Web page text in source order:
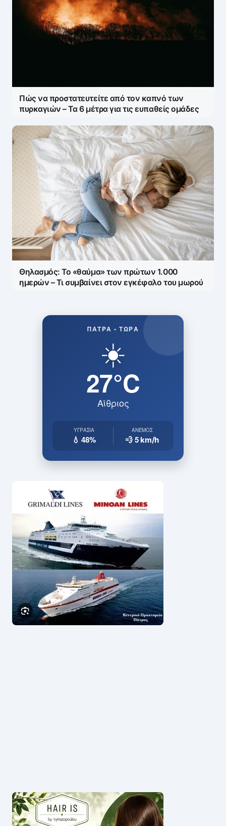
Πώς να προστατευτείτε από τον καπνό των
πυρκαγιών – Τα 6 μέτρα για τις ευπαθείς ομάδες
Θηλασμός: Το «θαύμα» των πρώτων 1.000
ημερών – Τι συμβαίνει στον εγκέφαλο του μωρού
ΠΆΤΡΑ • ΤΏΡΑ
☀️
27°C
Αίθριος
ΥΓΡΑΣΊΑ
💧 48%
ΆΝΕΜΟΣ
💨 5km/h